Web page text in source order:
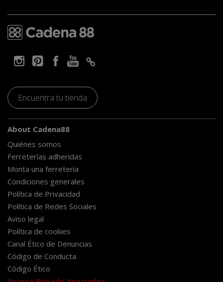
Encuentra tu tienda
About Cadena88
Quiénes somos
Ferreterías adheridas
Monta una ferretería
Condiciones generales
Política de Privacidad
Política de Redes Sociales
Aviso legal
Política de cookies
Canal Ético de Denuncias
Código de Conducta
Código Ético